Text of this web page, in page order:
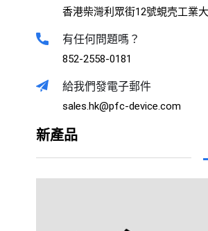
香港柴灣利眾街12號蜆壳工業
有任何問題嗎？
852-2558-0181
給我們發電子郵件
sales.hk@pfc-device.com
新產品